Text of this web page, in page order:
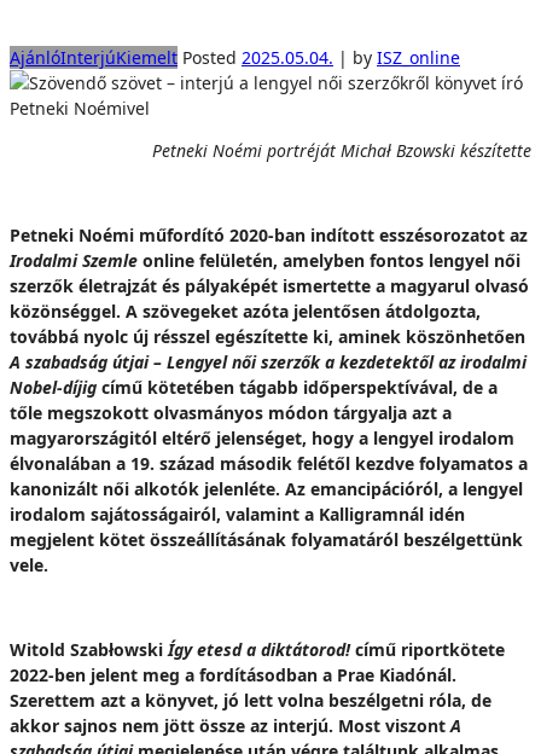
AjánlóInterjúKiemelt Posted 2025.05.04. | by ISZ_online
Petneki Noémi portréját Michał Bzowski készítette
Petneki Noémi műfordító 2020-ban indított esszésorozatot az
Irodalmi Szemle online felületén, amelyben fontos lengyel női
szerzők életrajzát és pályaképét ismertette a magyarul olvasó
közönséggel. A szövegeket azóta jelentősen átdolgozta,
továbbá nyolc új résszel egészítette ki, aminek köszönhetően
A szabadság útjai – Lengyel női szerzők a kezdetektől az irodalmi
Nobel-díjig című kötetében tágabb időperspektívával, de a
tőle megszokott olvasmányos módon tárgyalja azt a
magyarországitól eltérő jelenséget, hogy a lengyel irodalom
élvonalában a 19. század második felétől kezdve folyamatos a
kanonizált női alkotók jelenléte. Az emancipációról, a lengyel
irodalom sajátosságairól, valamint a Kalligramnál idén
megjelent kötet összeállításának folyamatáról beszélgettünk
vele.
Witold SzabłowskiÍgy etesd a diktátorod!című riportkötete
2022-ben jelent meg a fordításodban a Prae Kiadónál.
Szerettem azt a könyvet, jó lett volna beszélgetni róla, de
akkor sajnos nem jött össze az interjú. Most viszontA